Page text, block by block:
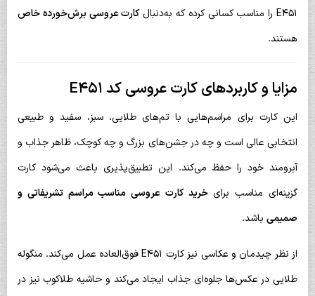
E451 را مناسب کسانی کرده که به‌دنبال
کارت عروسی برش‌خورده خاص
هستند.
مزایا و کاربردهای کارت عروسی کد E451
این کارت برای مراسم‌هایی با تم‌های طلایی، سبز، سفید و طبیعی
انتخابی عالی است و چه در جشن‌های بزرگ و چه کوچک، ظاهر جذاب و
آبرومند خود را حفظ می‌کند. این تطبیق‌پذیری باعث می‌شود کارت
گزینه‌ای مناسب برایخرید کارت عروسی مناسب مراسم تشریفاتی و
صمیمی باشد.
از نظر چیدمان و عکاسی نیز کارت E451 فوق‌العاده عمل می‌کند. منگوله
طلایی در عکس‌ها جلوه‌ای جذاب ایجاد می‌کند و حاشیه طلاکوب نیز در